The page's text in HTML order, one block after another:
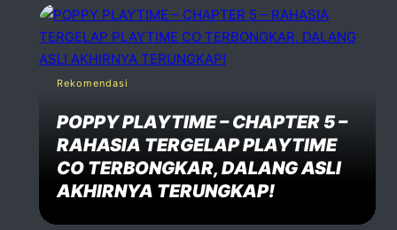
Rekomendasi
POPPY PLAYTIME – CHAPTER 5 –
RAHASIA TERGELAP PLAYTIME
CO TERBONGKAR, DALANG ASLI
AKHIRNYA TERUNGKAP!